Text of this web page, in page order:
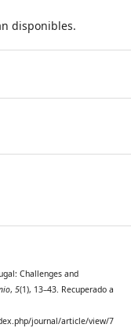
disponibles.
Challenges and
, 5(1), 13–43. Recuperado a
journal/article/view/7